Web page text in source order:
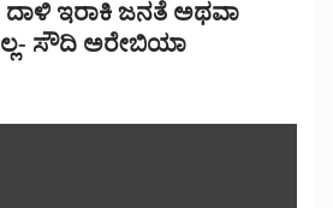
ಇರಾಕಿ ಜನತೆ ಅಥವಾ
ಸೌದಿ ಅರೇಬಿಯಾ